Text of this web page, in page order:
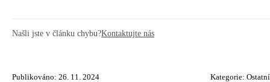
Našli jste v článku chybu?Kontaktujte nás
Publikováno: 26. 11. 2024 Kategorie: Ostatní